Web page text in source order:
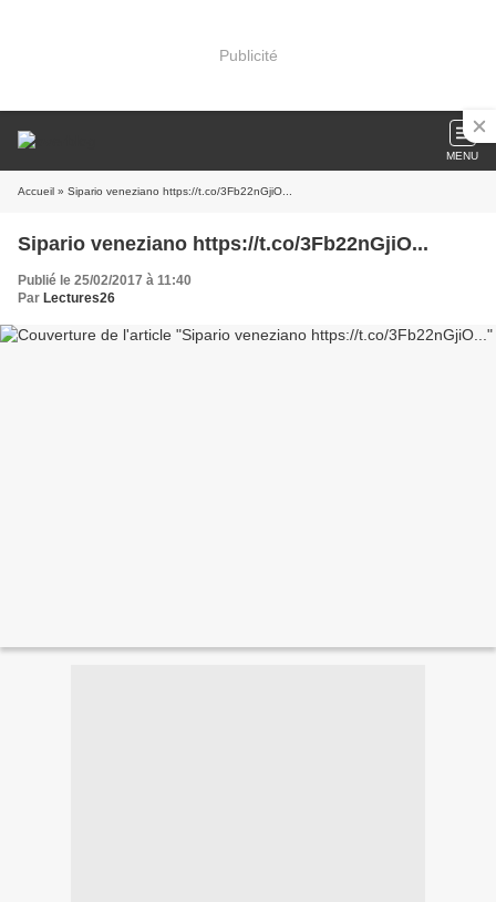
Publicité
MENU
Accueil » Sipario veneziano https://t.co/3Fb22nGjiO...
Sipario veneziano https://t.co/3Fb22nGjiO...
Publié le 25/02/2017 à 11:40
Par Lectures26